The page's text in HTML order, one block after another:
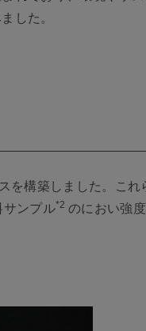
した。
を構築しました。これ
サンプル*2 のにおい強